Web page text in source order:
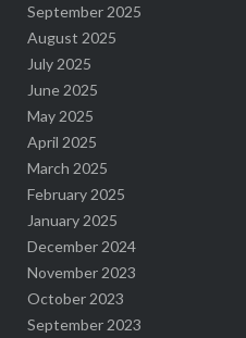
September 2025
August 2025
July 2025
June 2025
May 2025
April 2025
March 2025
February 2025
January 2025
December 2024
November 2023
October 2023
September 2023